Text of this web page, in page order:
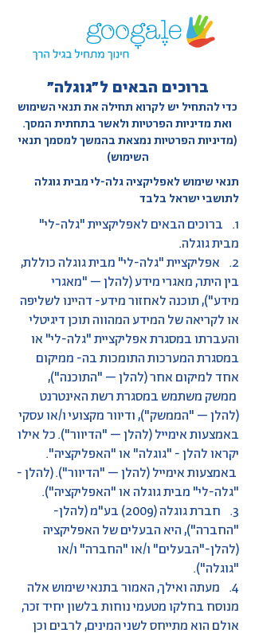
ברוכים הבאים ל״גוגלה״
כדי להתחיל יש לקרוא תחילה את תנאי השימוש
ואת מדיניות הפרטיות ולאשר בתחתית המסך.
(מדיניות הפרטיות נמצאת בהמשך למסמך תנאי
השימוש)
תנאי שימוש לאפליקציה גלה-לי מבית גוגלה
לתושבי ישראל בלבד
1. ברוכים הבאים לאפליקציית "גלה-לי"
מבית גוגלה.
2. אפליקציית "גלה-לי" מבית גוגלה כוללת,
בין היתר, מאגרי מידע (להלן – "מאגרי
מידע"), תוכנה לאחזור מידע- דהיינו לשליפה
או לקריאה של המידע המהווה תוכן דיגיטלי
והעברתו במסגרת אפליקציית "גלה-לי" או
במסגרת המערכות התומכות בה- ממיקום
אחד למיקום אחר (להלן – "התוכנה"),
ממשק משתמש במסגרת רשת האינטרנט
(להלן – "הממשק"), ודיוור מקצועי ו/או עסקי
באמצעות אימייל (להלן – "הדיוור"). כל אילו
יקראו להלן - "גוגלה" או "האפליקציה".
באמצעות אימייל (להלן – "הדיוור"). (להלן -
"גלה-לי" מבית גוגלה או "האפליקציה").
3. חברת גוגלה (2009) בע"מ (להלן-
"החברה"), היא הבעלים של האפליקציה
(להלן-"הבעלים" ו/או "החברה" ו/או
"גוגלה").
4. מעתה ואילך, האמור בתנאי שימוש אלה
מנוסח בחלקו מטעמי נוחות בלשון יחיד זכר,
אולם הוא מתייחס לשני המינים, לרבים וכן